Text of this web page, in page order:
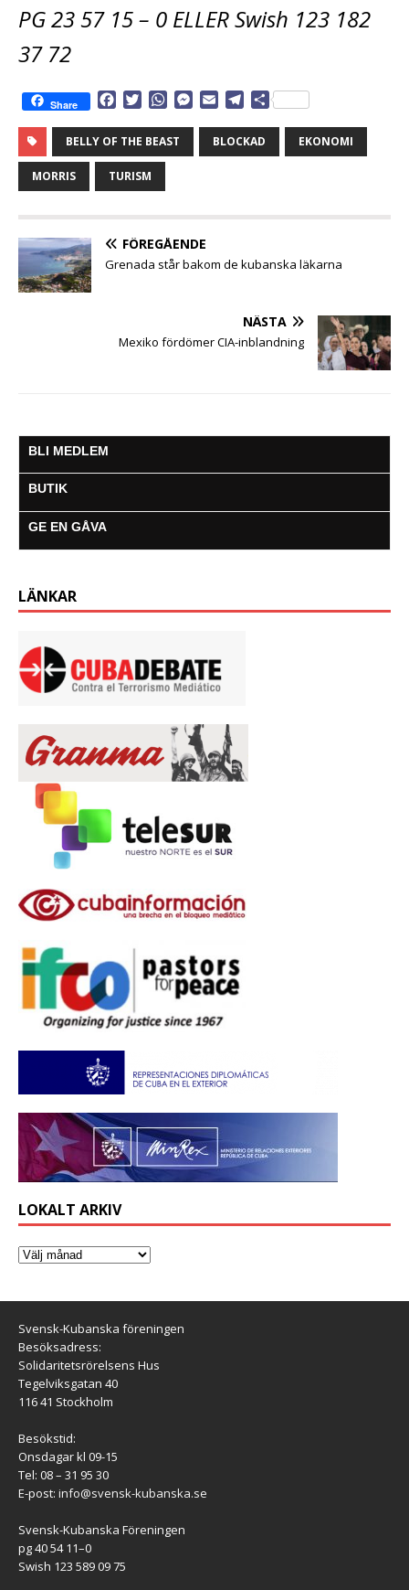
PG 23 57 15 – 0 ELLER Swish 123 182
37 72
Share
c
e
b
o
T
t
t
e
W
a
t
M
s
r
a
i
T
l
e
D
a
BELLY OF THE BEAST BLOCKAD EKONOMI
MORRIS TURISM
FÖREGÅENDE
Grenada står bakom de kubanska läkarna
NÄSTA
Mexiko fördömer CIA-inblandning
BLI MEDLEM
BUTIK
GE EN GÅVA
LÄNKAR
LOKALT ARKIV
Svensk-Kubanska föreningen
Besöksadress:
Solidaritetsrörelsens Hus
Tegelviksgatan 40
116 41 Stockholm
Besökstid:
Onsdagar kl 09-15
Tel: 08 – 31 95 30
E-post: info@svensk-kubanska.se
Svensk-Kubanska Föreningen
pg 40 54 11–0
Swish 123 589 09 75